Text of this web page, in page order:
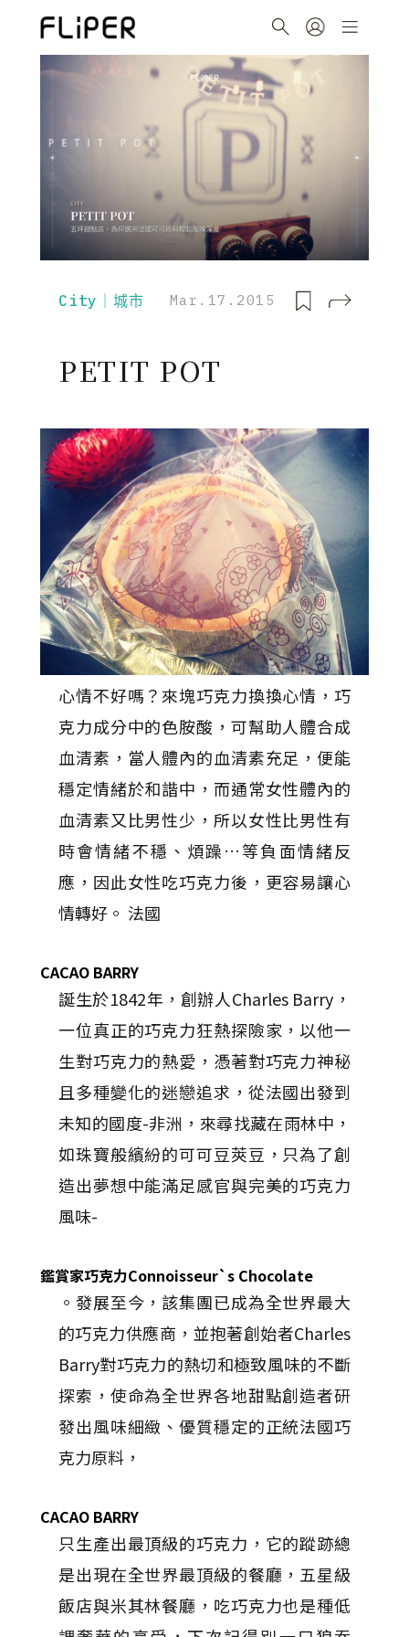
City｜城市 Mar.17.2015
PETIT POT
心情不好嗎？來塊巧克力換換心情，巧
克力成分中的色胺酸，可幫助人體合成
血清素，當人體內的血清素充足，便能
穩定情緒於和諧中，而通常女性體內的
血清素又比男性少，所以女性比男性有
時會情緒不穩、煩躁…等負面情緒反
應，因此女性吃巧克力後，更容易讓心
情轉好。 法國
CACAO BARRY
誕生於1842年，創辦人Charles Barry，
一位真正的巧克力狂熱探險家，以他一
生對巧克力的熱愛，憑著對巧克力神秘
且多種變化的迷戀追求，從法國出發到
未知的國度-非洲，來尋找藏在雨林中，
如珠寶般繽紛的可可豆莢豆，只為了創
造出夢想中能滿足感官與完美的巧克力
風味-
鑑賞家巧克力Connoisseur`s Chocolate
。發展至今，該集團已成為全世界最大
的巧克力供應商，並抱著創始者Charles
Barry對巧克力的熱切和極致風味的不斷
探索，使命為全世界各地甜點創造者研
發出風味細緻、優質穩定的正統法國巧
克力原料，
CACAO BARRY
只生產出最頂級的巧克力，它的蹤跡總
是出現在全世界最頂級的餐廳，五星級
飯店與米其林餐廳，吃巧克力也是種低